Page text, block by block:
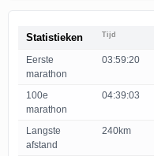
Statistieken Tijd
Eerste
marathon
03:59:20
100e
marathon
04:39:03
Langste
afstand
240km